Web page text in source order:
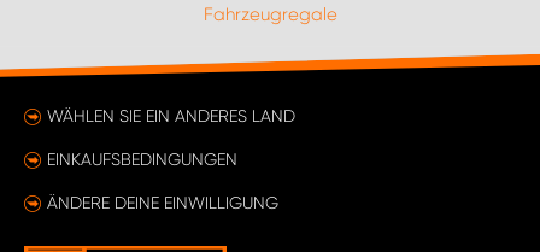
Fahrzeugregale
WÄHLEN SIE EIN ANDERES LAND
EINKAUFSBEDINGUNGEN
ÄNDERE DEINE EINWILLIGUNG